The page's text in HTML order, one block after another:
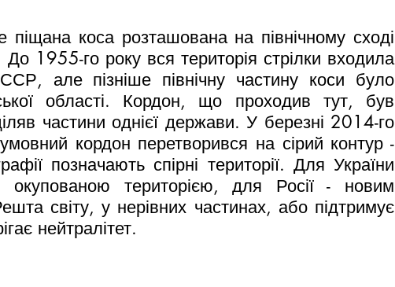
піщана коса розташована на північному сході
До 1955-го року вся територія стрілки входила
але пізніше північну частину коси було
області. Кордон, що проходив тут, був
частини однієї держави. У березні 2014-го
кордон перетворився на сірий контур -
позначають спірні території. Для України
територією, для Росії - новим
світу, у нерівних частинах, або підтримує
нейтралітет.